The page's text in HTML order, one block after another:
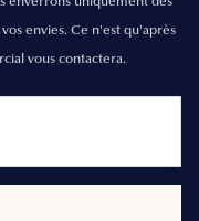
envies. Ce n'est qu'après
vous contactera.